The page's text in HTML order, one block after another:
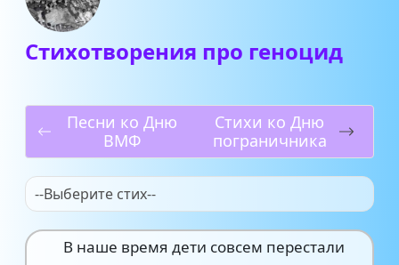
Стихотворения про геноцид
Песни ко Дню
ВМФ
Стихи ко Дню
пограничника
--Выберите стих--
В наше время дети совсем перестали